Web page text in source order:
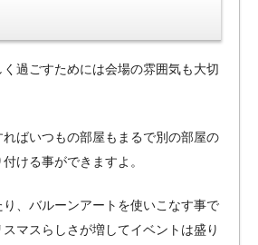
過ごすためには会場の雰囲気も大切
ばいつもの部屋もまるで別の部屋の
ける事ができますよ。
り、バルーンアートを使いこなす事で
マスらしさが増してイベントは盛り